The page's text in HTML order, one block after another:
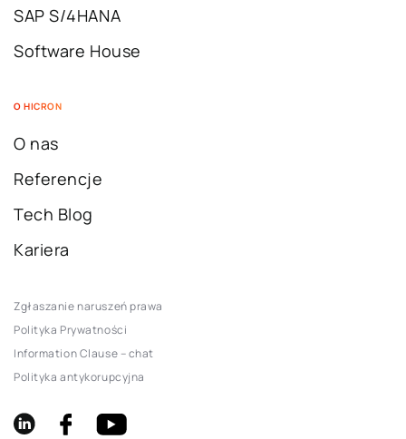
SAP S/4HANA
Software House
O HICRON
O nas
Referencje
Tech Blog
Kariera
Zgłaszanie naruszeń prawa
Polityka Prywatności
Information Clause – chat
Polityka antykorupcyjna